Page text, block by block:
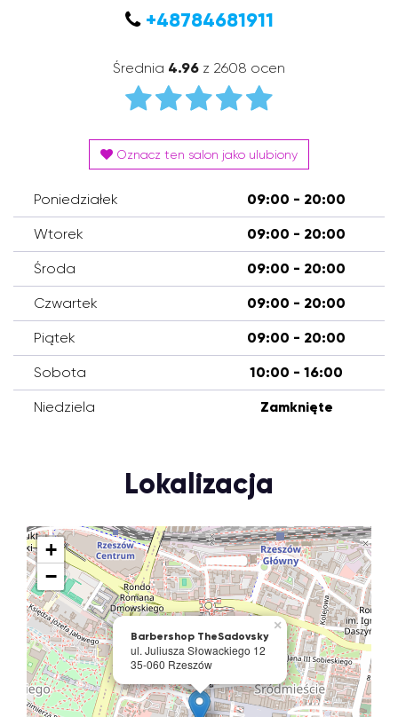
+48784681911
Średnia 4.96 z 2608 ocen
Oznacz ten salon jako ulubiony
Poniedziałek 09:00 - 20:00
Wtorek 09:00 - 20:00
Środa 09:00 - 20:00
Czwartek 09:00 - 20:00
Piątek 09:00 - 20:00
Sobota 10:00 - 16:00
Niedziela Zamknięte
Lokalizacja
Barbershop TheSadovsky
ul. Juliusza Słowackiego 12
35-060 Rzeszów
×
+
−